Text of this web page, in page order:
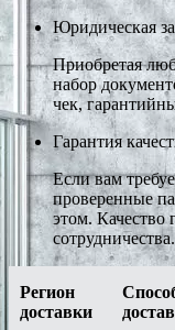
Юридическая
Приобретая
набор
чек,
Гарантия
Если вам
проверенные
этом. Качество
сотрудничества.
Регион
доставки